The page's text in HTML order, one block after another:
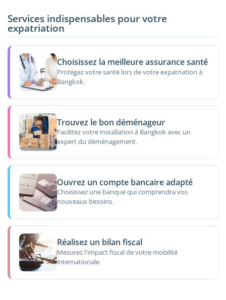
Services indispensables pour votre
expatriation
Choisissez la meilleure assurance santé
Protégez votre santé lors de votre expatriation à
Bangkok.
Trouvez le bon déménageur
Facilitez votre installation à Bangkok avec un
expert du déménagement.
Ouvrez un compte bancaire adapté
Choisissez une banque qui comprendra vos
nouveaux besoins.
Réalisez un bilan fiscal
Mesurez l'impact fiscal de votre mobilité
internationale.